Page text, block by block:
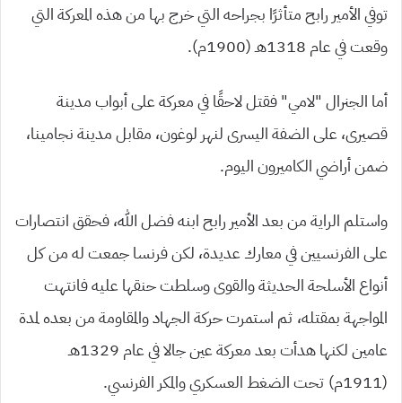
توفي الأمير رابح متأثرًا بجراحه التي خرج بها من هذه المعركة التي
وقعت في عام 1318هـ (1900م).
أما الجنرال “لامي” فقتل لاحقًا في معركة على أبواب مدينة
قصيرى، على الضفة اليسرى لنهر لوغون، مقابل مدينة نجامينا،
ضمن أراضي الكاميرون اليوم.
واستلم الراية من بعد الأمير رابح ابنه فضل الله، فحقق انتصارات
على الفرنسيين في معارك عديدة، لكن فرنسا جمعت له من كل
أنواع الأسلحة الحديثة والقوى وسلطت حنقها عليه فانتهت
المواجهة بمقتله، ثم استمرت حركة الجهاد والمقاومة من بعده لمدة
عامين لكنها هدأت بعد معركة عين جالا في عام 1329هـ
(1911م) تحت الضغط العسكري والمكر الفرنسي.